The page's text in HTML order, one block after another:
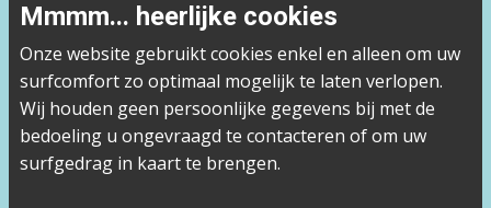
Mmmm... heerlijke cookies
Onze website gebruikt cookies enkel en alleen om uw
surfcomfort zo optimaal mogelijk te laten verlopen.
Wij houden geen persoonlijke gegevens bij met de
bedoeling u ongevraagd te contacteren of om uw
surfgedrag in kaart te brengen.